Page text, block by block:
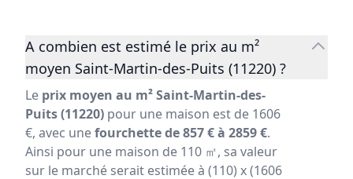
A combien est estimé le prix au m²
moyen Saint-Martin-des-Puits (11220) ?
Le prix moyen au m² Saint-Martin-des-
Puits (11220) pour une maison est de 1606
€, avec unefourchette de 857 € à 2859 €.
Ainsi pour une maison de 110 ㎡, sa valeur
sur le marché serait estimée à (110) x (1606